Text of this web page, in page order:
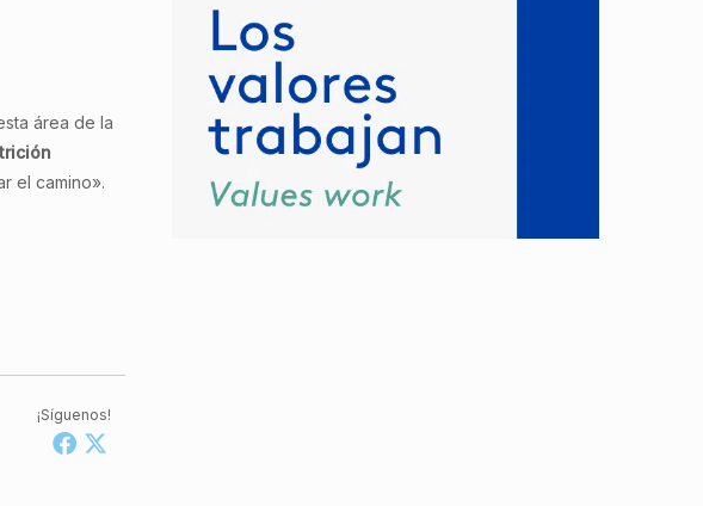
área de la
el camino».
¡Síguenos!